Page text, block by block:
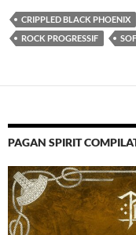
CRIPPLED BLACK PHOENIX
ROCK PROGRESSIF
PAGAN SPIRIT